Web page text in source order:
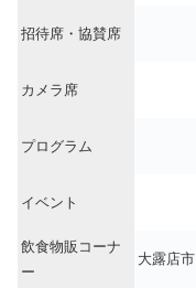
招待席・協賛席
カメラ席
プログラム
イベント
飲食物販コーナ
ー
大露店市